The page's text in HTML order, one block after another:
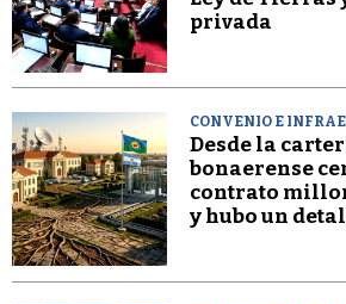
privada
CONVENIO E
Desde la
bonaerense
contrato
y hubo un